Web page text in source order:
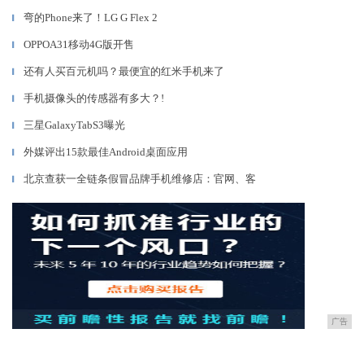
▎ 弯的Phone来了！LG G Flex 2
▎ OPPOA31移动4G版开售
▎ 还有人买百元机吗？最便宜的红米手机来了
▎ 手机摄像头的传感器有多大？!
▎ 三星GalaxyTabS3曝光
▎ 外媒评出15款最佳Android桌面应用
▎ 北京查获一全链条假冒品牌手机维修店：官网、客
广告